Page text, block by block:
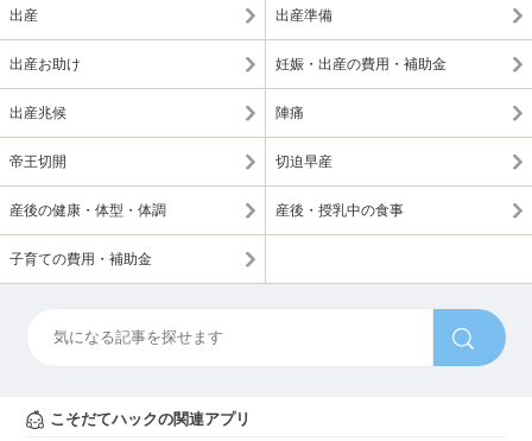
出産 出産準備
出産お助け 妊娠・出産の費用・補助金
出産兆候 陣痛
帝王切開 切迫早産
産後の健康・体型・体調 産後・授乳中の食事
子育ての費用・補助金
こそだてハックの関連アプリ